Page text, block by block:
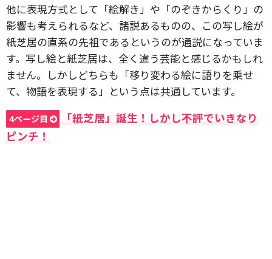
他に表現方式として「絵解き」や「のぞきからくり」の
影響も考えられるなど、諸説あるものの、この写し絵が
紙芝居の直系の先祖であるというのが通説になっていま
す。写し絵と紙芝居は、全く違う芸能と感じるかもしれ
ません。しかしどちらも「移り変わる絵に語りを乗せ
て、物語を表現する」という点は共通しています。
4ページ目
「紙芝居」誕生！しかし不評でいきなり
ピンチ！